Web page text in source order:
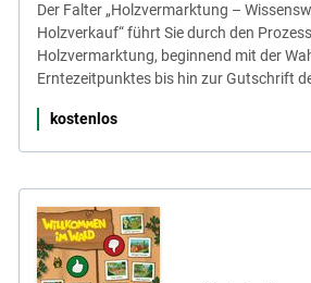
Der Falter „Holzvermarktung –
Holzverkauf“ führt Sie durch den
Holzvermarktung, beginnend mit der
Erntezeitpunktes bis hin zur Gutschrift
kostenlos